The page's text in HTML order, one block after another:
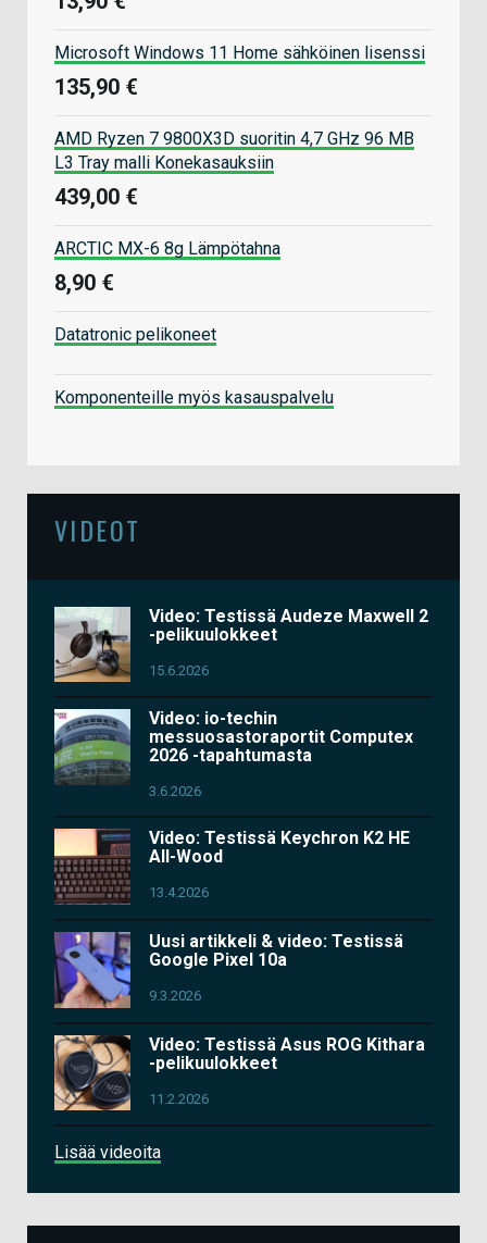
Microsoft Windows 11 Home sähköinen lisenssi
135,90 €
AMD Ryzen 7 9800X3D suoritin 4,7 GHz 96 MB
L3 Tray malli Konekasauksiin
439,00 €
ARCTIC MX-6 8g Lämpötahna
8,90 €
Datatronic pelikoneet
Komponenteille myös kasauspalvelu
VIDEOT
Video: Testissä Audeze Maxwell 2
-pelikuulokkeet
15.6.2026
Video: io-techin
messuosastoraportit Computex
2026 -tapahtumasta
3.6.2026
Video: Testissä Keychron K2 HE
All-Wood
13.4.2026
Uusi artikkeli & video: Testissä
Google Pixel 10a
9.3.2026
Video: Testissä Asus ROG Kithara
-pelikuulokkeet
11.2.2026
Lisää videoita